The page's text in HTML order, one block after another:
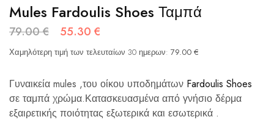
Mules Fardoulis Shoes Ταμπά
79.00€ 55.30 €
Χαμηλότερη τιμή των τελευταίων 30 ημερων: 79.00 €
Γυναικεία mules ,του οίκου υποδημάτων Fardoulis Shoes
σε ταμπά χρώμα.Κατασκευασμένα από γνήσιο δέρμα
εξαιρετικής ποιότητας εξωτερικά και εσωτερικά .